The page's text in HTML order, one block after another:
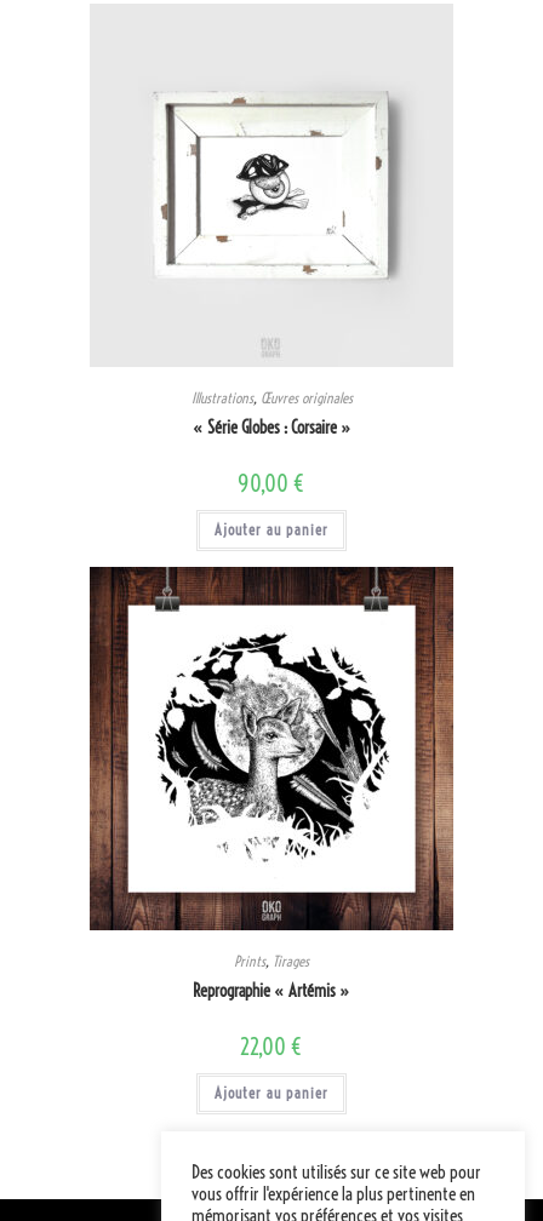
Illustrations, Œuvres originales
« Série Globes : Corsaire »
90,00 €
Ajouter au panier
Prints, Tirages
Reprographie « Artémis »
22,00 €
Ajouter au panier
Des cookies sont utilisés sur ce site web pour
vous offrir l'expérience la plus pertinente en
mémorisant vos préférences et vos visites